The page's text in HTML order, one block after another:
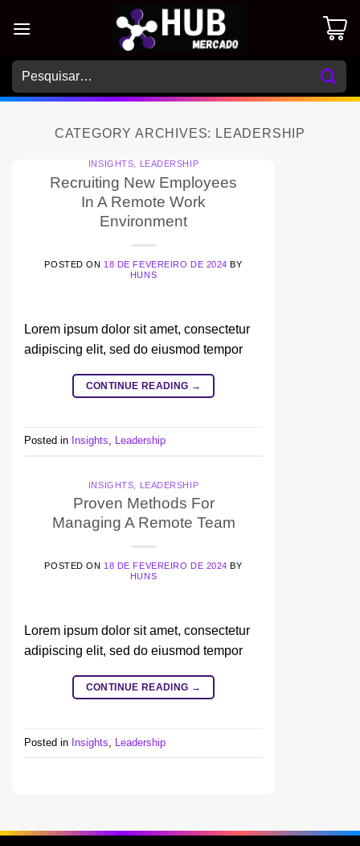
Pesquisar
por:
CATEGORY ARCHIVES: LEADERSHIP
INSIGHTS LEADERSHIP
Recruiting New Employees
In A Remote Work
Environment
POSTED ON 18 DE FEVEREIRO DE 2024 BY
HUNS
Lorem ipsum dolor sit amet, consectetur
adipiscing elit, sed do eiusmod tempor
CONTINUE READING →
Posted in Insights, Leadership
INSIGHTS LEADERSHIP
Proven Methods For
Managing A Remote Team
POSTED ON 18 DE FEVEREIRO DE 2024 BY
HUNS
Lorem ipsum dolor sit amet, consectetur
adipiscing elit, sed do eiusmod tempor
CONTINUE READING →
Posted in Insights Leadership